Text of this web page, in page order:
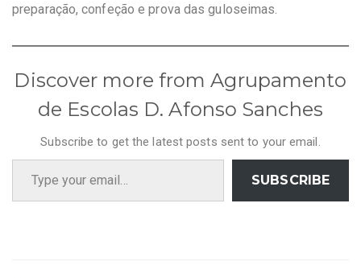
preparação, confeção e prova das guloseimas.
Discover more from Agrupamento
de Escolas D. Afonso Sanches
Subscribe to get the latest posts sent to your email.
Type your email…
SUBSCRIBE